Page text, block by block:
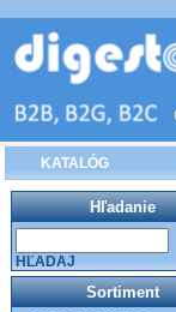
KATALÓG
Hľadanie
HĽADAJ
Sortiment